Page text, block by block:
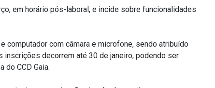
em horário pós-laboral, e incide sobre funcionalidades
computador com câmara e microfone, sendo atribuído
decorrem até 30 de janeiro, podendo ser
do CCD Gaia.